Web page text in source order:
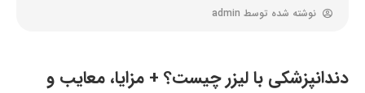
نوشته شده توسط admin
دندانپزشکی با لیزر چیست؟ + مزایا، معایب و